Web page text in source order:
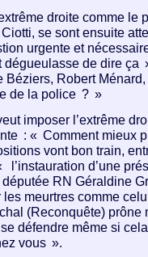
droite comme le
se sont ensuite
urgente et
dégueulasse de dire ça
Béziers, Robert
de la police ? »
imposer l’extrême
: « Comment mieux
vont bon train,
l’instauration d’une
RN Géraldine
meurtres comme
(Reconquête) prône
défendre même si
vous ».